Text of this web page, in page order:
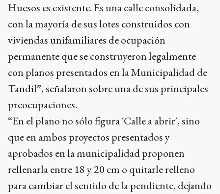
Huesos es existente. Es una calle consolidada,
con la mayoría de sus lotes construidos con
viviendas unifamiliares de ocupación
permanente que se construyeron legalmente
con planos presentados en la Municipalidad de
Tandil”, señalaron sobre una de sus principales
preocupaciones.
“En el plano no sólo figura ´Calle a abrir´, sino
que en ambos proyectos presentados y
aprobados en la municipalidad proponen
rellenarla entre 18 y 20 cm o quitarle relleno
para cambiar el sentido de la pendiente, dejando